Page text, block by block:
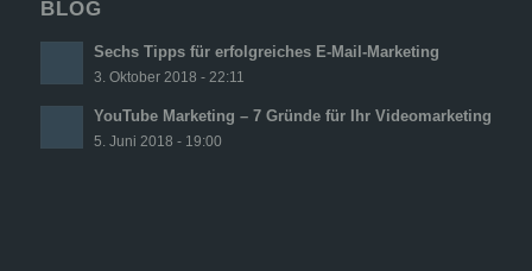
BLOG
Sechs Tipps für erfolgreiches E-Mail-Marketing
3. Oktober 2018 - 22:11
YouTube Marketing – 7 Gründe für Ihr Videomarketing
5. Juni 2018 - 19:00